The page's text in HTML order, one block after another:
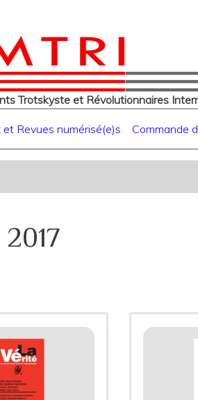
Trotskyste et Révolutionnaires
et Revues numérisé(e)s Commande